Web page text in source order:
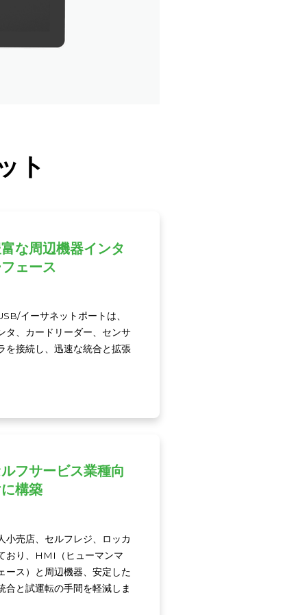
ト
な周辺機器インタ
ェース
イーサネットポートは、
タ、カードリーダー、センサ
を接続し、迅速な統合と拡張
フサービス業種向
構築
小売店、セルフレジ、ロッカ
おり、HMI（ヒューマンマ
ース）と周辺機器、安定した
合と試運転の手間を軽減しま